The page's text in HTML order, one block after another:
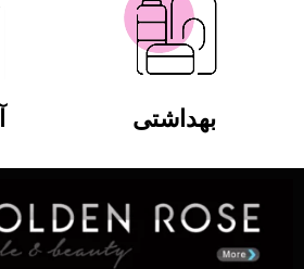
بهداشتی